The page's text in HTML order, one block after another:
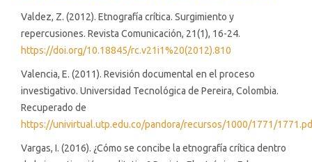
Valdez, Z. (2012). Etnografía crítica. Surgimiento y
repercusiones. Revista Comunicación, 21(1), 16-24.
https://doi.org/10.18845/rc.v21i1%20(2012).810
Valencia, E. (2011). Revisión documental en el proceso
investigativo. Universidad Tecnológica de Pereira, Colombia.
Recuperado de
https://univirtual.utp.edu.co/pandora/recursos/1000/1771/
Vargas, I. (2016). ¿Cómo se concibe la etnografía crítica dentro